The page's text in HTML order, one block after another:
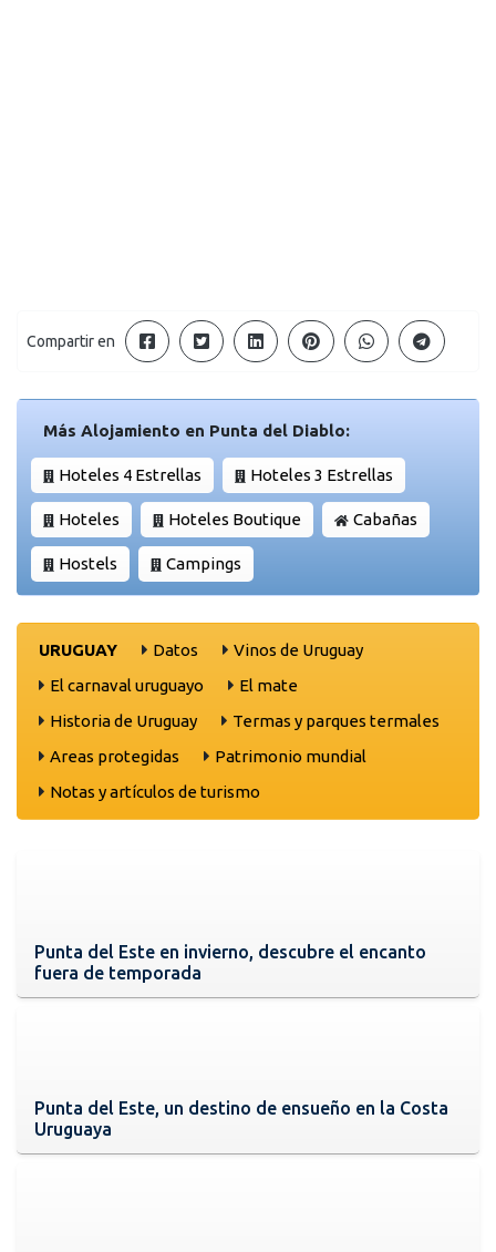
Compartir en
Más Alojamiento en Punta del Diablo:
Hoteles 4 Estrellas Hoteles 3 Estrellas
Hoteles Hoteles Boutique Cabañas
Hostels Campings
URUGUAY Datos
Vinos de Uruguay
El carnaval uruguayo
El mate
Historia de Uruguay
Termas y parques termales
Areas protegidas
Patrimonio mundial
Notas y artículos de turismo
Punta del Este en invierno, descubre el encanto
fuera de temporada
Punta del Este, un destino de ensueño en la Costa
Uruguaya